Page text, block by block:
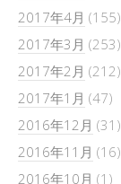
2017年4月 (155)
2017年3月 (253)
2017年2月 (212)
2017年1月 (47)
2016年12月 (31)
2016年11月 (16)
2016年10月 (1)